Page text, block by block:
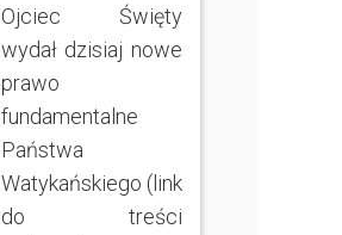
Ojciec Święty
wydał dzisiaj nowe
prawo
fundamentalne
Państwa
Watykańskiego (link
do treści